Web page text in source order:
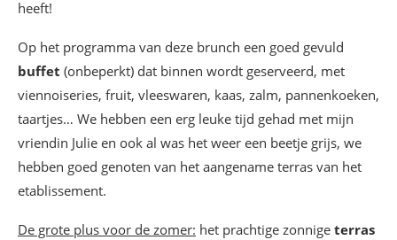
heeft!
Op het programma van deze brunch een goed gevuld
buffet (onbeperkt) dat binnen wordt geserveerd, met
viennoiseries, fruit, vleeswaren, kaas, zalm, pannenkoeken,
taartjes… We hebben een erg leuke tijd gehad met mijn
vriendin Julie en ook al was het weer een beetje grijs, we
hebben goed genoten van het aangename terras van het
etablissement.
De grote plus voor de zomer: het prachtige zonnige terras